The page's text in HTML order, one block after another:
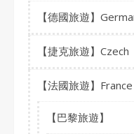
【德國旅遊】
【捷克旅遊】Czech
【法國旅遊】France
【巴黎旅遊】